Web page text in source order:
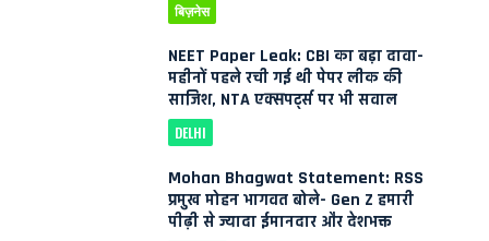
बिज़नेस
NEET Paper Leak: CBI का बड़ा दावा-
महीनों पहले रची गई थी पेपर लीक की
साजिश, NTA एक्सपर्ट्स पर भी सवाल
DELHI
Mohan Bhagwat Statement: RSS
प्रमुख मोहन भागवत बोले- Gen Z हमारी
पीढ़ी से ज्यादा ईमानदार और देशभक्त